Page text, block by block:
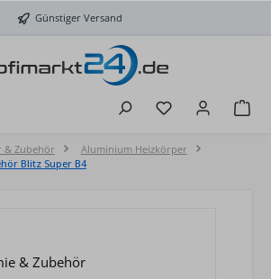
Günstiger Versand
Du hast 0
& Zubehör
Aluminium Heizkörper
Blitz Super B4
& Zubehör